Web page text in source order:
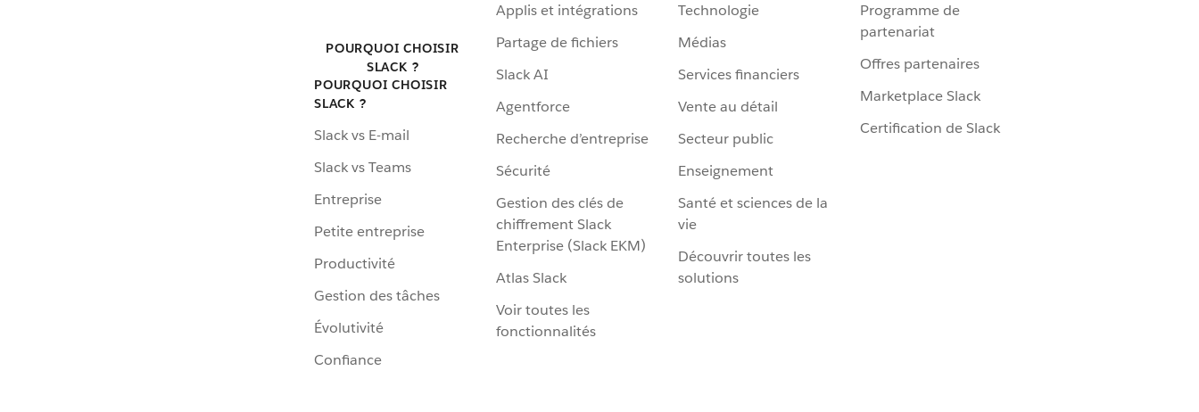
POURQUOI CHOISIR
SLACK ?
POURQUOI CHOISIR
SLACK ?
Slack vs E-mail
Slack vs Teams
Entreprise
Petite entreprise
Productivité
Gestion des tâches
Évolutivité
Confiance
Applis et intégrations
Partage de fichiers
Slack AI
Agentforce
Recherche d’entreprise
Sécurité
Gestion des clés de
chiffrement Slack
Enterprise (Slack EKM)
Atlas Slack
Voir toutes les
fonctionnalités
Technologie
Médias
Services financiers
Vente au détail
Secteur public
Enseignement
Santé et sciences de la
vie
Découvrir toutes les
solutions
Programme de
partenariat
Offres partenaires
Marketplace Slack
Certification de Slack